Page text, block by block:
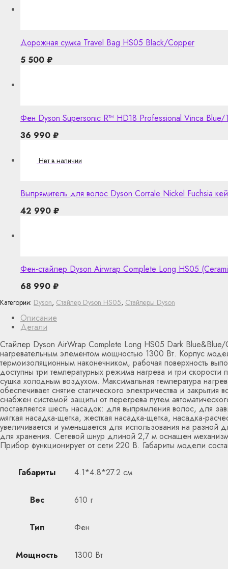
Описание
Детали
Стайлер Dyson AirWrap Complete Long HS05 Dark
нагревательным элементом мощностью 1300 Вт. Корпус
термоизоляционным наконечником, рабочая поверхность
доступны три температурных режима нагрева и три
сушка холодным воздухом. Максимальная температура
обеспечивает снятие статического электричества и
снабжен системой защиты от перегрева путем
поставляется шесть насадок: для выпрямления волос, для
мягкая насадка-щетка, жесткая насадка-щетка, насадка-
увеличивается и уменьшается для использования на разной
для хранения. Сетевой шнур длиной 2,7 м оснащен
Прибор функционирует от сети 220 В. Габариты модели
Габариты 4.1*4.8*27.2 см
Вес 610 г
Тип Фен
Мощность
1300 Вт
Категории: Dyson, Стайлер Dyson HS05, Стайлеры Dyson
Дорожная сумка Travel Bag HS05 Black/Coppеr
5 500 ₽
Фен Dyson Supersonic R™️ HD18 Professional Vinca
36 990 ₽
Выпрямитель для волос Dyson Corrale Nickel Fuchsia
42 990 ₽
Фен-стайлер Dyson Airwrap Complete Long HS05
68 990 ₽